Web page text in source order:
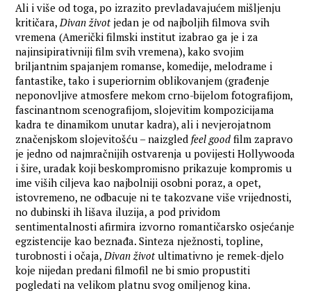
Ali i više od toga, po izrazito prevladavajućem mišljenju
kritičara,Divan život jedan je od najboljih filmova svih
vremena (Američki filmski institut izabrao ga je i za
najinsipirativniji film svih vremena), kako svojim
briljantnim spajanjem romanse, komedije, melodrame i
fantastike, tako i superiornim oblikovanjem (građenje
neponovljive atmosfere mekom crno-bijelom fotografijom,
fascinantnom scenografijom, slojevitim kompozicijama
kadra te dinamikom unutar kadra), ali i nevjerojatnom
značenjskom slojevitošću – naizgled feel good film zapravo
je jedno od najmračnijih ostvarenja u povijesti Hollywooda
i šire, uradak koji beskompromisno prikazuje kompromis u
ime viših ciljeva kao najbolniji osobni poraz, a opet,
istovremeno, ne odbacuje ni te takozvane više vrijednosti,
no dubinski ih lišava iluzija, a pod prividom
sentimentalnosti afirmira izvorno romantičarsko osjećanje
egzistencije kao beznađa. Sinteza nježnosti, topline,
turobnosti i očaja,Divan životultimativno je remek-djelo
koje nijedan predani filmofil ne bi smio propustiti
pogledati na velikom platnu svog omiljenog kina.